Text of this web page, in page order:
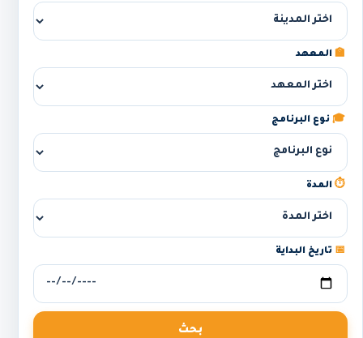
🏫 المعهد
🎓 نوع البرنامج
⏱️ المدة
📅 تاريخ البداية
بحث